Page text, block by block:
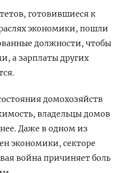
готовившиеся к
экономики, пошли
должности, чтобы
а зарплаты других
домохозяйств
владельцы домов
Даже в одном из
экономики, секторе
война причиняет боль